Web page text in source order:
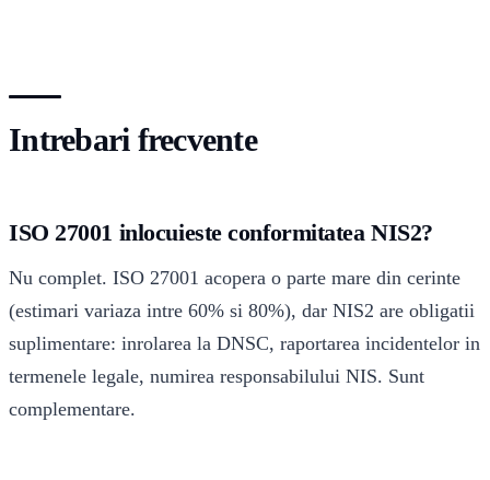
Intrebari frecvente
ISO 27001 inlocuieste conformitatea NIS2?
Nu complet. ISO 27001 acopera o parte mare din cerinte
(estimari variaza intre 60% si 80%), dar NIS2 are obligatii
suplimentare: inrolarea la DNSC, raportarea incidentelor in
termenele legale, numirea responsabilului NIS. Sunt
complementare.